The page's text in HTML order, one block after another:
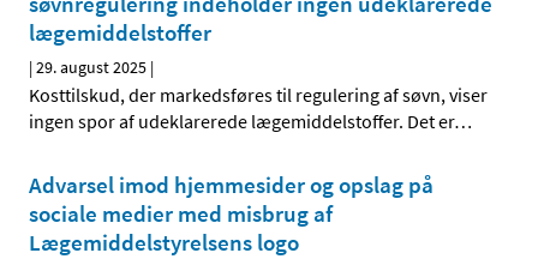
lægemiddelstoffer
|29. august 2025 |
Kosttilskud, der markedsføres til regulering af søvn, viser
ingen spor af udeklarerede lægemiddelstoffer. Det er…
Advarsel imod hjemmesider og opslag på
sociale medier med misbrug af
Lægemiddelstyrelsens logo